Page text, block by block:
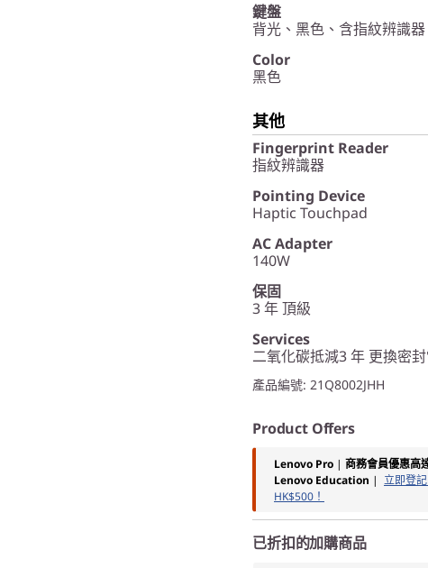
鍵盤
背光、黑色、含指紋辨識
Color
黑色
其他
Fingerprint Reader
指紋辨識器
Pointing Device
Haptic Touchpad
AC Adapter
140W
保固
3 年 頂級
Services
二氧化碳抵減3 年 更換密
產品編號: 21Q8002JHH
Product Offers
Lenovo Pro | 商務會員優惠高
Lenovo Education | 立即登
HK$500！
已折扣的加購商品